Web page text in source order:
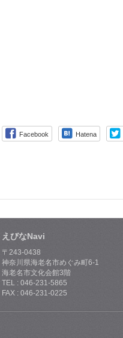
Facebook Hatena
えびなNavi
〒243-0438
神奈川県海老名市めぐみ町6-1
海老名市文化会館3階
TEL : 046-231-5865
FAX : 046-231-0225